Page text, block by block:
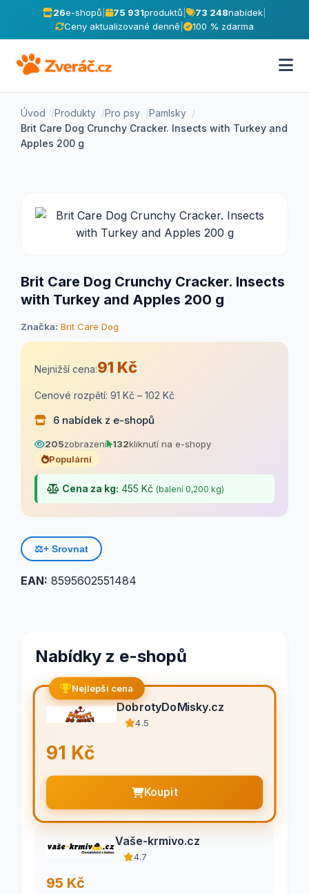
26e-shopů 75 931produktů 73 248nabídek
Ceny aktualizované denně
100 % zdarma
Úvod Produkty Pro psy
Pamlsky
Brit Care Dog Crunchy Cracker. Insects with Turkey and
Apples 200 g
Brit Care Dog Crunchy Cracker. Insects
with Turkey and Apples 200 g
Značka: Brit Care Dog
Nejnižší cena:91 Kč
Cenové rozpětí: 91 Kč – 102 Kč
6 nabídek z e-shopů
205zobrazení 132kliknutí na e-shopy
Populární
Cena za kg: 455 Kč (balení 0,200 kg)
⚖️+ Srovnat
EAN: 8595602551484
Nabídky z e-shopů
Nejlepší cena
DobrotyDoMisky.cz
4.5
91 Kč
Koupit
Vaše-krmivo.cz
4.7
95 Kč